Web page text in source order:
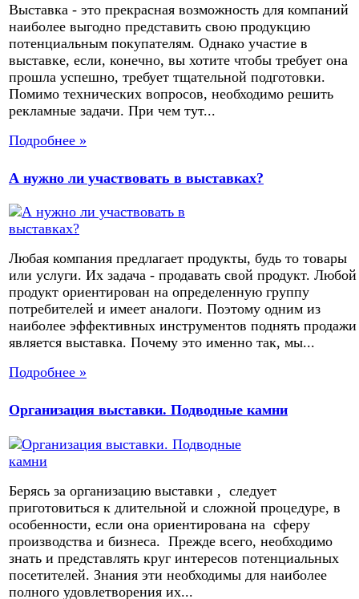
Выставка - это прекрасная возможность для компаний
наиболее выгодно представить свою продукцию
потенциальным покупателям. Однако участие в
выставке, если, конечно, вы хотите чтобы требует она
прошла успешно, требует тщательной подготовки.
Помимо технических вопросов, необходимо решить
рекламные задачи. При чем тут...
Подробнее »
А нужно ли участвовать в выставках?
Любая компания предлагает продукты, будь то товары
или услуги. Их задача - продавать свой продукт. Любой
продукт ориентирован на определенную группу
потребителей и имеет аналоги. Поэтому одним из
наиболее эффективных инструментов поднять продажи
является выставка. Почему это именно так, мы...
Подробнее »
Организация выставки. Подводные камни
Берясь за организацию выставки , следует
приготовиться к длительной и сложной процедуре, в
особенности, если она ориентирована на сферу
производства и бизнеса. Прежде всего, необходимо
знать и представлять круг интересов потенциальных
посетителей. Знания эти необходимы для наиболее
полного удовлетворения их...